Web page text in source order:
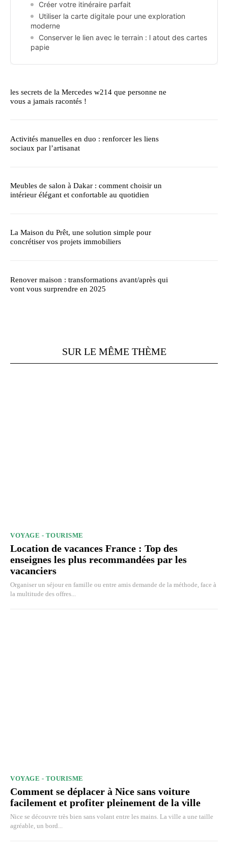
Créer votre itinéraire parfait
Utiliser la carte digitale pour une exploration
moderne
Conserver le lien avec le terrain : l atout des cartes
papie
les secrets de la Mercedes w214 que personne ne
vous a jamais racontés !
Activités manuelles en duo : renforcer les liens
sociaux par l’artisanat
Meubles de salon à Dakar : comment choisir un
intérieur élégant et confortable au quotidien
La Maison du Prêt, une solution simple pour
concrétiser vos projets immobiliers
Renover maison : transformations avant/après qui
vont vous surprendre en 2025
SUR LE MÊME THÈME
VOYAGE - TOURISME
Location de vacances France : Top des
enseignes les plus recommandées par les
vacanciers
Organiser un séjour en famille ou entre amis demande de la méthode, face à
la multitude des offres...
VOYAGE - TOURISME
Comment se déplacer à Nice sans voiture
facilement et profiter pleinement de la ville
Nice se découvre très bien sans volant entre les mains. La ville a une taille
agréable, un bord...